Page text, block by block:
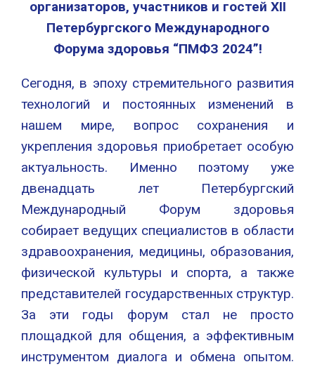
организаторов, участников и гостей XII
Петербургского Международного
Форума здоровья “ПМФЗ 2024”!
Сегодня, в эпоху стремительного развития
технологий и постоянных изменений в
нашем мире, вопрос сохранения и
укрепления здоровья приобретает особую
актуальность. Именно поэтому уже
двенадцать лет Петербургский
Международный Форум здоровья
собирает ведущих специалистов в области
здравоохранения, медицины, образования,
физической культуры и спорта, а также
представителей государственных структур.
За эти годы форум стал не просто
площадкой для общения, а эффективным
инструментом диалога и обмена опытом.